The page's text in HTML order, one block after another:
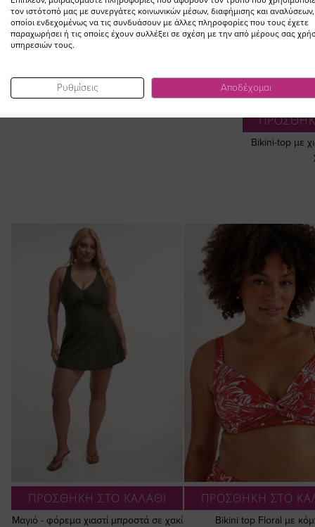
LOOK
Bikini-top με
ΠΡΟΣΘΗΚΗ ΣΤΟ ΚΑΛΑΘΙ
Μαγιό - φόρεμα χιαστί μπροστά σε χακί
ΠΡΟΣΘΗΚΗ ΣΤΟ
Bikini top Floral με
τον ιστότοπό μας με συνεργάτες κοινωνικών μέσων, διαφήμισης και αναλύσεων,
οποίοι ενδεχομένως να τις συνδυάσουν με άλλες πληροφορίες που τους έχετε
παραχωρήσει ή τις οποίες έχουν συλλέξει σε σχέση με την από μέρους σας
υπηρεσιών τους.
Ρυθμίσεις Αποδέχομαι